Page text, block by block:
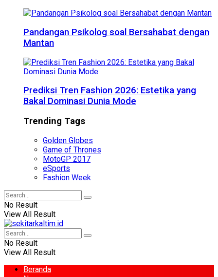
Pandangan Psikolog soal Bersahabat dengan
Mantan
Prediksi Tren Fashion 2026: Estetika yang
Bakal Dominasi Dunia Mode
Trending Tags
Golden Globes
Game of Thrones
MotoGP 2017
eSports
Fashion Week
No Result
View All Result
No Result
View All Result
Beranda